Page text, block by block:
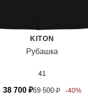
KITON
Рубашка
41
38 700 ₽69 500₽ -40%